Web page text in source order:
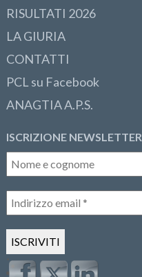
RISULTATI 2026
LA GIURIA
CONTATTI
PCL su Facebook
ANAGTIA A.P.S.
ISCRIZIONE NEWSLETTER